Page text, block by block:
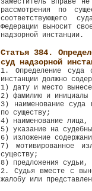
заместитель вправе
рассмотрения по
соответствующего
Федерации выносит
надзорной инстанции.
Статья 384.
суд надзорной
1. Определение суда
инстанции должно
1) дату и место
2) фамилию и инициалы
3) наименование суда
по существу;
4) наименование лица,
5) указание на
6) изложение
7) мотивированное
существу;
8) предложения судьи,
2. Судья вместе с
жалобу или